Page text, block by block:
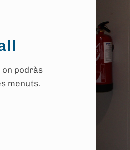
on podràs
menuts.